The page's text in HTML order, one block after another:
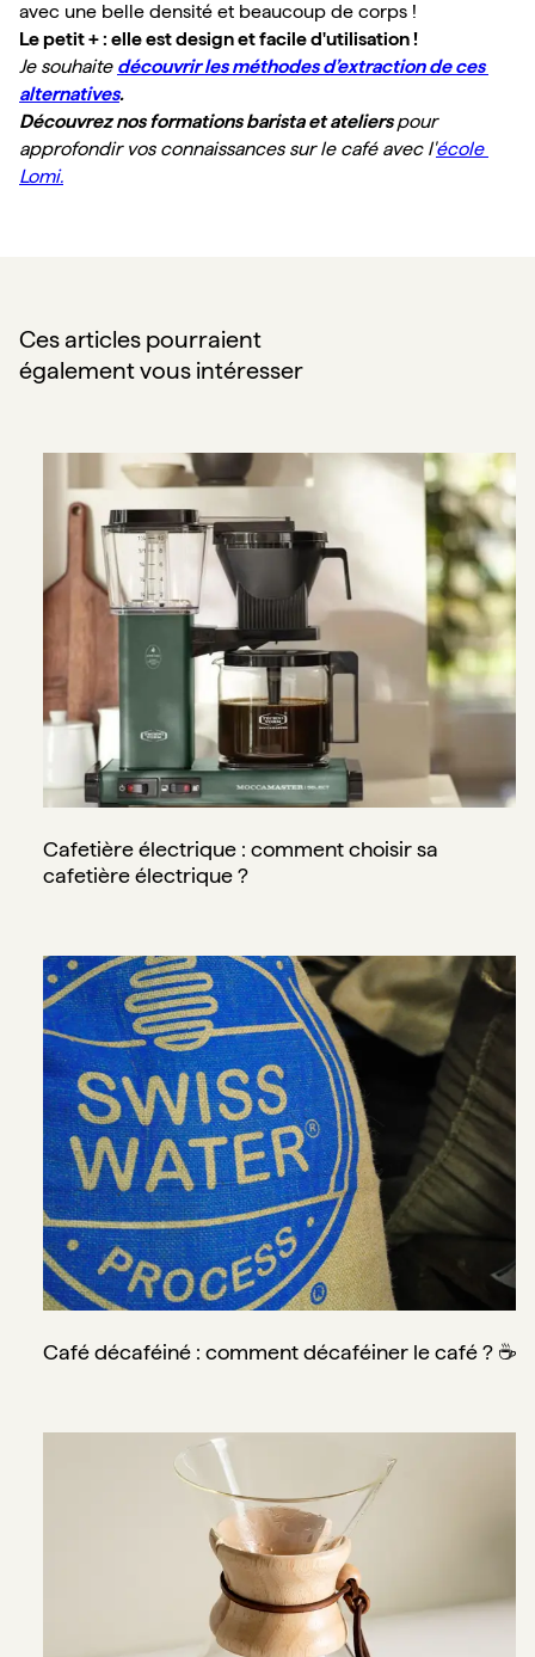
avec une belle densité et beaucoup de corps !
Le petit + : elle est design et facile d'utilisation !
Je souhaite découvrir les méthodes d’extraction de ces
alternatives.
Découvrez nos formations barista et ateliers pour
approfondir vos connaissances sur le café avec l'école
Lomi.
Ces articles pourraient
également vous intéresser
Cafetière électrique : comment choisir sa cafetière
Cafetière électrique : comment choisir sa
cafetière électrique ?
Café décaféiné : comment décaféiner le café ? ☕
Café décaféiné : comment décaféiner le café ? ☕
Cafetière Chemex : tout savoir avant de l’adopter